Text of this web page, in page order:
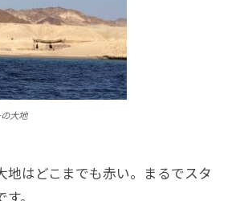
大地
地はどこまでも赤い。まるでスタ
。